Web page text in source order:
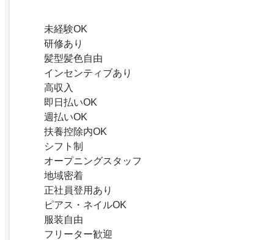
未経験OK
研修あり
髪型髪色自由
インセンティブあり
高収入
即日払いOK
週払いOK
扶養控除内OK
シフト制
オープニングスタッフ
地域密着
正社員登用あり
ピアス・ネイルOK
服装自由
フリーター歓迎